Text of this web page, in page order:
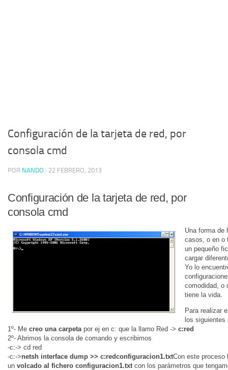
Configuración de la tarjeta de red, por
consola cmd
POR NANDO · 22 FEBRERO, 2013
Configuración de la tarjeta de red, por
consola cmd
Una forma de
casos, o en o
un pequeño
cargar
Yo lo
comodidad, o
tiene la vida.
Para realizar
los siguientes
1º- Me creo una carpetapor ej en c: que la llamo Red -> c:red
2º- Abrimos la consola de comando y escribimos
-c:-> cd red
-c:->netsh interface dump >> c:redconfiguracion1.txtCon este proceso
un volcado al fichero configuracion1.txtcon los parámetros que